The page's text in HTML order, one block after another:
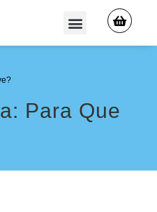
Para Que